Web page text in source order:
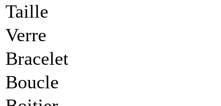
Taille
Verre
Bracelet
Boucle